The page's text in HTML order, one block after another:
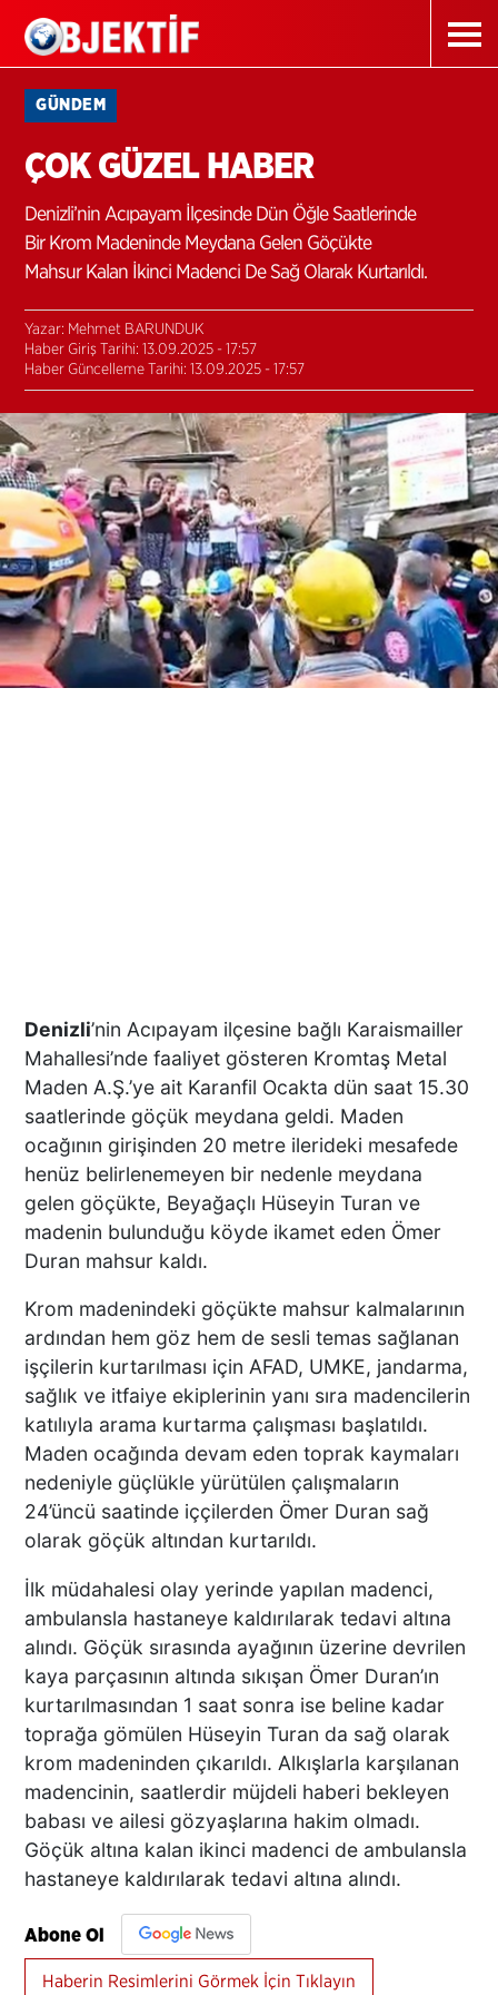
GÜNDEM
ÇOK GÜZEL HABER
Denizli’nin Acıpayam İlçesinde Dün Öğle Saatlerinde
Bir Krom Madeninde Meydana Gelen Göçükte
Mahsur Kalan İkinci Madenci De Sağ Olarak Kurtarıldı.
Yazar: Mehmet BARUNDUK
Haber Giriş Tarihi: 13.09.2025 - 17:57
Haber Güncelleme Tarihi: 13.09.2025 - 17:57
Denizli’nin Acıpayam ilçesine bağlı Karaismailler
Mahallesi’nde faaliyet gösteren Kromtaş Metal
Maden A.Ş.’ye ait Karanfil Ocakta dün saat 15.30
saatlerinde göçük meydana geldi. Maden
ocağının girişinden 20 metre ilerideki mesafede
henüz belirlenemeyen bir nedenle meydana
gelen göçükte, Beyağaçlı Hüseyin Turan ve
madenin bulunduğu köyde ikamet eden Ömer
Duran mahsur kaldı.
Krom madenindeki göçükte mahsur kalmalarının
ardından hem göz hem de sesli temas sağlanan
işçilerin kurtarılması için AFAD, UMKE, jandarma,
sağlık ve itfaiye ekiplerinin yanı sıra madencilerin
katılıyla arama kurtarma çalışması başlatıldı.
Maden ocağında devam eden toprak kaymaları
nedeniyle güçlükle yürütülen çalışmaların
24’üncü saatinde iççilerden Ömer Duran sağ
olarak göçük altından kurtarıldı.
İlk müdahalesi olay yerinde yapılan madenci,
ambulansla hastaneye kaldırılarak tedavi altına
alındı. Göçük sırasında ayağının üzerine devrilen
kaya parçasının altında sıkışan Ömer Duran’ın
kurtarılmasından 1 saat sonra ise beline kadar
toprağa gömülen Hüseyin Turan da sağ olarak
krom madeninden çıkarıldı. Alkışlarla karşılanan
madencinin, saatlerdir müjdeli haberi bekleyen
babası ve ailesi gözyaşlarına hakim olmadı.
Göçük altına kalan ikinci madenci de ambulansla
hastaneye kaldırılarak tedavi altına alındı.
Abone Ol
Haberin Resimlerini Görmek İçin Tıklayın